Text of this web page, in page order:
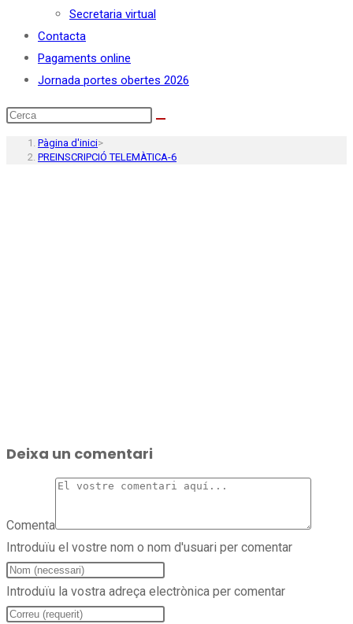
Secretaria virtual
Contacta
Pagaments online
Jornada portes obertes 2026
Pàgina d'inici>
PREINSCRIPCIÓ TELEMÀTICA-6
Deixa un comentari
Comenta
Introduïu el vostre nom o nom d'usuari per comentar
Introduïu la vostra adreça electrònica per comentar